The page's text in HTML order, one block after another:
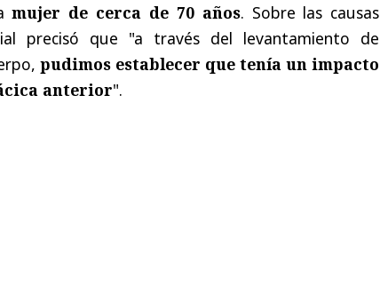
mujer de cerca de 70 años. Sobre las causas
precisó que "a través del levantamiento de
pudimos establecer que tenía un impacto
anterior".